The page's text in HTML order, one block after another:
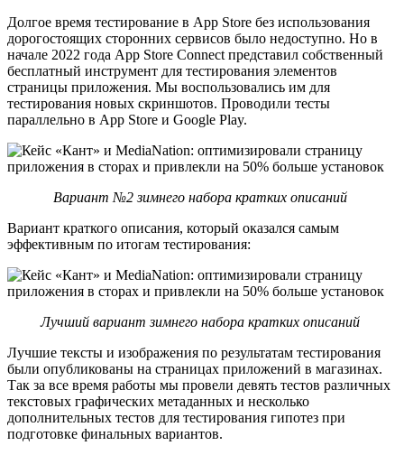
Долгое время тестирование в App Store без использования
дорогостоящих сторонних сервисов было недоступно. Но в
начале 2022 года App Store Connect представил собственный
бесплатный инструмент для тестирования элементов
страницы приложения. Мы воспользовались им для
тестирования новых скриншотов. Проводили тесты
параллельно в App Store и Google Play.
Вариант №2 зимнего набора кратких описаний
Вариант краткого описания, который оказался самым
эффективным по итогам тестирования:
Лучший вариант зимнего набора кратких описаний
Лучшие тексты и изображения по результатам тестирования
были опубликованы на страницах приложений в магазинах.
Так за все время работы мы провели девять тестов различных
текстовых графических метаданных и несколько
дополнительных тестов для тестирования гипотез при
подготовке финальных вариантов.